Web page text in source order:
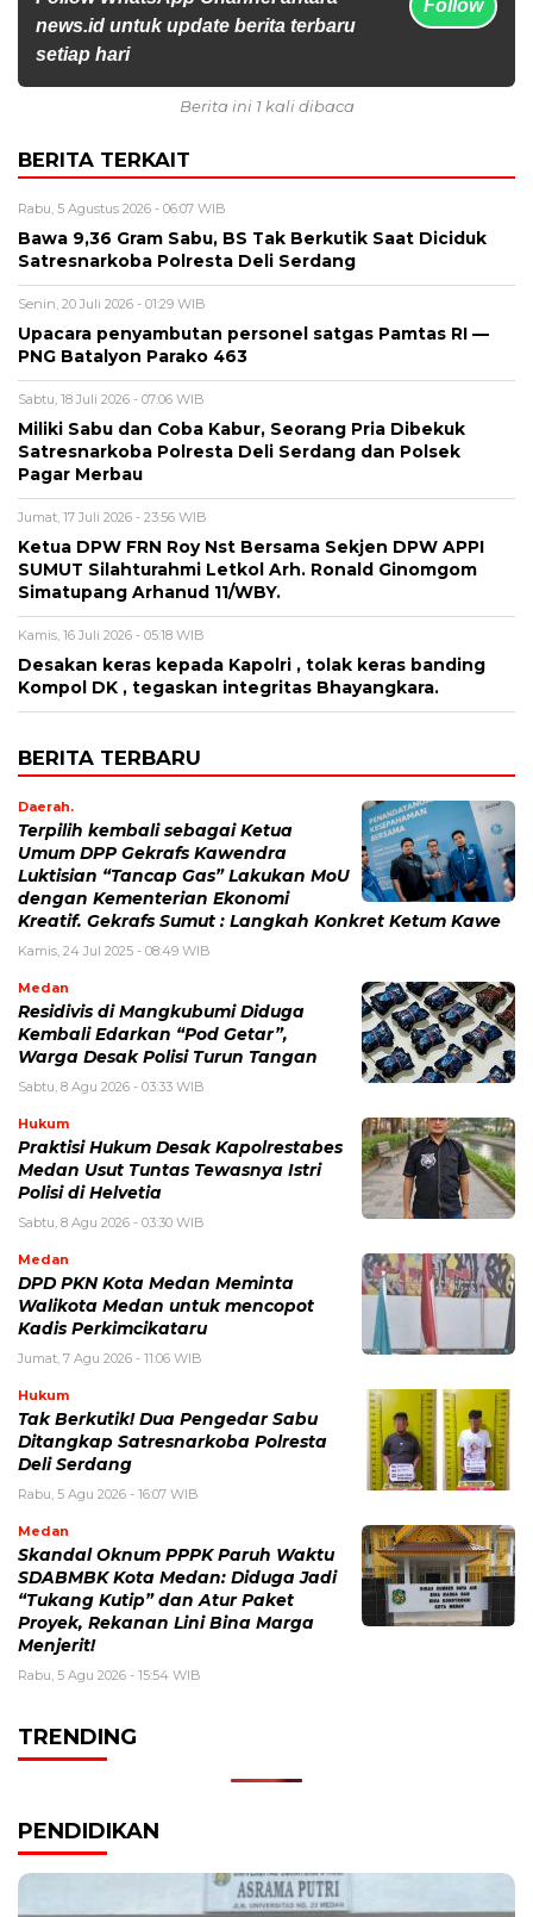
news.id untuk update berita terbaru
setiap hari
Follow
Berita ini 1 kali dibaca
BERITA TERKAIT
Rabu, 5 Agustus 2026 - 06:07 WIB
Bawa 9,36 Gram Sabu, BS Tak Berkutik Saat Diciduk
Satresnarkoba Polresta Deli Serdang
Senin, 20 Juli 2026 - 01:29 WIB
Upacara penyambutan personel satgas Pamtas RI —
PNG Batalyon Parako 463
Sabtu, 18 Juli 2026 - 07:06 WIB
Miliki Sabu dan Coba Kabur, Seorang Pria Dibekuk
Satresnarkoba Polresta Deli Serdang dan Polsek
Pagar Merbau
Jumat, 17 Juli 2026 - 23:56 WIB
Ketua DPW FRN Roy Nst Bersama Sekjen DPW APPI
SUMUT Silahturahmi Letkol Arh. Ronald Ginomgom
Simatupang Arhanud 11/WBY.
Kamis, 16 Juli 2026 - 05:18 WIB
Desakan keras kepada Kapolri , tolak keras banding
Kompol DK , tegaskan integritas Bhayangkara.
BERITA TERBARU
Daerah.
Terpilih kembali sebagai Ketua
Umum DPP Gekrafs Kawendra
Luktisian “Tancap Gas” Lakukan MoU
dengan Kementerian Ekonomi
Kreatif. Gekrafs Sumut : Langkah Konkret Ketum Kawe
Kamis, 24 Jul 2025 - 08:49 WIB
Medan
Residivis di Mangkubumi Diduga
Kembali Edarkan “Pod Getar”,
Warga Desak Polisi Turun Tangan
Sabtu, 8 Agu 2026 - 03:33 WIB
Hukum
Praktisi Hukum Desak Kapolrestabes
Medan Usut Tuntas Tewasnya Istri
Polisi di Helvetia
Sabtu, 8 Agu 2026 - 03:30 WIB
Medan
DPD PKN Kota Medan Meminta
Walikota Medan untuk mencopot
Kadis Perkimcikataru
Jumat, 7 Agu 2026 - 11:06 WIB
Hukum
Tak Berkutik! Dua Pengedar Sabu
Ditangkap Satresnarkoba Polresta
Deli Serdang
Rabu, 5 Agu 2026 - 16:07 WIB
Medan
Skandal Oknum PPPK Paruh Waktu
SDABMBK Kota Medan: Diduga Jadi
“Tukang Kutip” dan Atur Paket
Proyek, Rekanan Lini Bina Marga
Menjerit!
Rabu, 5 Agu 2026 - 15:54 WIB
TRENDING
PENDIDIKAN